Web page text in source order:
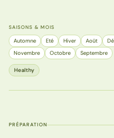
SAISONS & MOIS
Automne Eté Hiver Août
Novembre
Octobre Septembre
Healthy
PRÉPARATION